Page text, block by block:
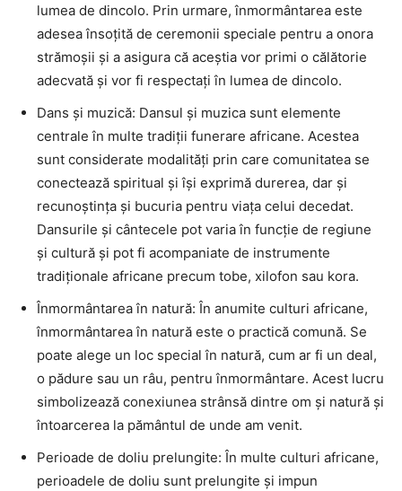
lumea de dincolo. Prin urmare, înmormântarea este
adesea însoțită de ceremonii speciale pentru a onora
strămoșii și a asigura că aceștia vor primi o călătorie
adecvată și vor fi respectați în lumea de dincolo.
Dans și muzică: Dansul și muzica sunt elemente
centrale în multe tradiții funerare africane. Acestea
sunt considerate modalități prin care comunitatea se
conectează spiritual și își exprimă durerea, dar și
recunoștința și bucuria pentru viața celui decedat.
Dansurile și cântecele pot varia în funcție de regiune
și cultură și pot fi acompaniate de instrumente
tradiționale africane precum tobe, xilofon sau kora.
Înmormântarea în natură: În anumite culturi africane,
înmormântarea în natură este o practică comună. Se
poate alege un loc special în natură, cum ar fi un deal,
o pădure sau un râu, pentru înmormântare. Acest lucru
simbolizează conexiunea strânsă dintre om și natură și
întoarcerea la pământul de unde am venit.
Perioade de doliu prelungite: În multe culturi africane,
perioadele de doliu sunt prelungite și impun